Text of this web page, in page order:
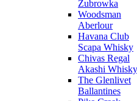
Zubrowka
Woodsman
Aberlour
Havana Club
Scapa Whisky
Chivas Regal
Akashi Whisky
The Glenlivet
Ballantines